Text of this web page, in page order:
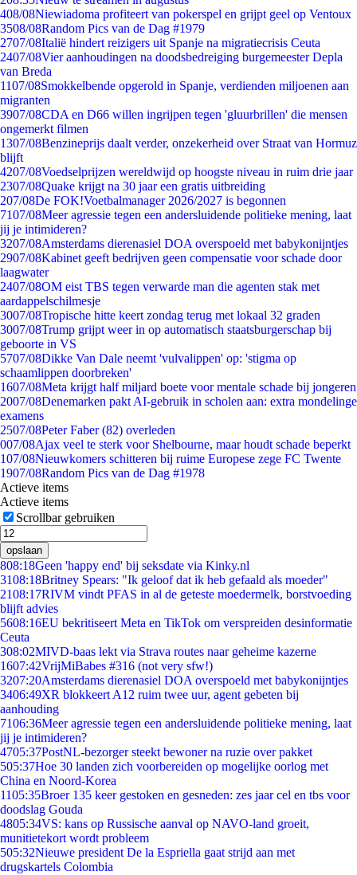
408/08Niewiadoma profiteert van pokerspel en grijpt geel op Ventoux
3508/08Random Pics van de Dag #1979
2707/08Italië hindert reizigers uit Spanje na migratiecrisis Ceuta
2407/08Vier aanhoudingen na doodsbedreiging burgemeester Depla
van Breda
1107/08Smokkelbende opgerold in Spanje, verdienden miljoenen aan
migranten
3907/08CDA en D66 willen ingrijpen tegen 'gluurbrillen' die mensen
ongemerkt filmen
1307/08Benzineprijs daalt verder, onzekerheid over Straat van Hormuz
blijft
4207/08Voedselprijzen wereldwijd op hoogste niveau in ruim drie jaar
2307/08Quake krijgt na 30 jaar een gratis uitbreiding
207/08De FOK!Voetbalmanager 2026/2027 is begonnen
7107/08Meer agressie tegen een andersluidende politieke mening, laat
jij je intimideren?
3207/08Amsterdams dierenasiel DOA overspoeld met babykonijntjes
2907/08Kabinet geeft bedrijven geen compensatie voor schade door
laagwater
2407/08OM eist TBS tegen verwarde man die agenten stak met
aardappelschilmesje
3007/08Tropische hitte keert zondag terug met lokaal 32 graden
3007/08Trump grijpt weer in op automatisch staatsburgerschap bij
geboorte in VS
5707/08Dikke Van Dale neemt 'vulvalippen' op: 'stigma op
schaamlippen doorbreken'
1607/08Meta krijgt half miljard boete voor mentale schade bij jongeren
2007/08Denemarken pakt AI-gebruik in scholen aan: extra mondelinge
examens
2507/08Peter Faber (82) overleden
007/08Ajax veel te sterk voor Shelbourne, maar houdt schade beperkt
107/08Nieuwkomers schitteren bij ruime Europese zege FC Twente
1907/08Random Pics van de Dag #1978
Actieve items
Actieve items
Scrollbar gebruiken
opslaan
808:18Geen 'happy end' bij seksdate via Kinky.nl
3108:18Britney Spears: "Ik geloof dat ik heb gefaald als moeder"
2108:17RIVM vindt PFAS in al de geteste moedermelk, borstvoeding
blijft advies
5608:16EU bekritiseert Meta en TikTok om verspreiden desinformatie
Ceuta
308:02MIVD-baas lekt via Strava routes naar geheime kazerne
1607:42VrijMiBabes #316 (not very sfw!)
3207:20Amsterdams dierenasiel DOA overspoeld met babykonijntjes
3406:49XR blokkeert A12 ruim twee uur, agent gebeten bij
aanhouding
7106:36Meer agressie tegen een andersluidende politieke mening, laat
jij je intimideren?
4705:37PostNL-bezorger steekt bewoner na ruzie over pakket
505:37Hoe 30 landen zich voorbereiden op mogelijke oorlog met
China en Noord-Korea
1105:35Broer 135 keer gestoken en gesneden: zes jaar cel en tbs voor
doodslag Gouda
4805:34VS: kans op Russische aanval op NAVO-land groeit,
munitietekort wordt probleem
505:32Nieuwe president De la Espriella gaat strijd aan met
drugskartels Colombia